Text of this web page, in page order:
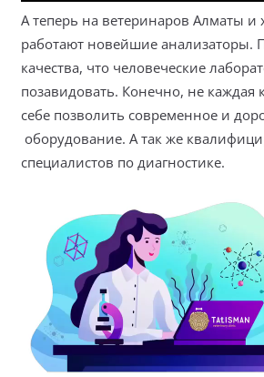
А теперь на ветеринаров Алматы и
работают новейшие анализаторы.
качества, что человеческие
позавидовать. Конечно, не каждая
себе позволить современное и
оборудование. А так же
специалистов по диагностике.